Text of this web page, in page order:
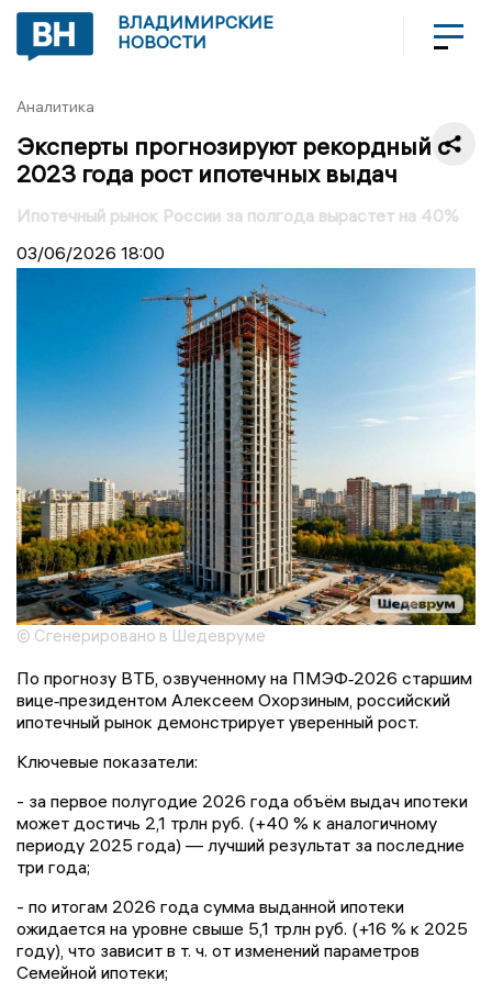
ВЛАДИМИРСКИЕ
НОВОСТИ
Аналитика
Эксперты прогнозируют рекордный с
2023 года рост ипотечных выдач
Ипотечный рынок России за полгода вырастет на 40%
03/06/2026 18:00
© Сгенерировано в Шедевруме
По прогнозу ВТБ, озвученному на ПМЭФ‑2026 старшим
вице‑президентом Алексеем Охорзиным, российский
ипотечный рынок демонстрирует уверенный рост.
Ключевые показатели:
- за первое полугодие 2026 года объём выдач ипотеки
может достичь 2,1 трлн руб. (+40 % к аналогичному
периоду 2025 года) — лучший результат за последние
три года;
- по итогам 2026 года сумма выданной ипотеки
ожидается на уровне свыше 5,1 трлн руб. (+16 % к 2025
году), что зависит в т. ч. от изменений параметров
Семейной ипотеки;